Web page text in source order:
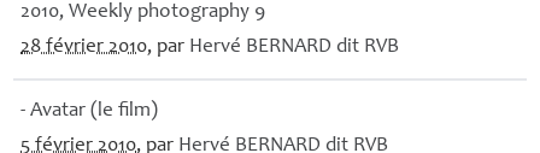
2010, Weekly photography 9
28 février 2010, par Hervé BERNARD dit RVB
- Avatar (le film)
5 février 2010, par Hervé BERNARD dit RVB